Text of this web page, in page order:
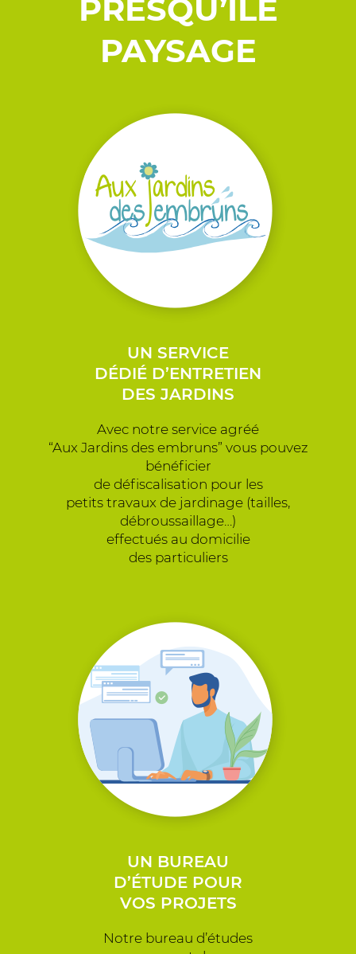
PRESQU’ÎLE
PAYSAGE
UN SERVICE
DÉDIÉ D’ENTRETIEN
DES JARDINS
Avec notre service agréé
“Aux Jardins des embruns” vous pouvez
bénéficier
de défiscalisation pour les
petits travaux de jardinage (tailles,
débroussaillage…)
effectués au domicilie
des particuliers
UN BUREAU
D’ÉTUDE POUR
VOS PROJETS
Notre bureau d’études